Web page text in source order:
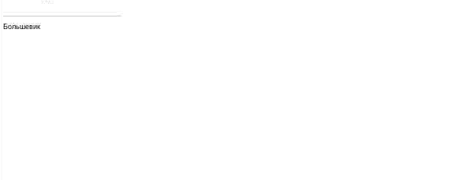
Большевик